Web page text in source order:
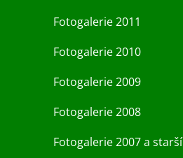
Fotogalerie 2011
Fotogalerie 2010
Fotogalerie 2009
Fotogalerie 2008
Fotogalerie 2007 a starší